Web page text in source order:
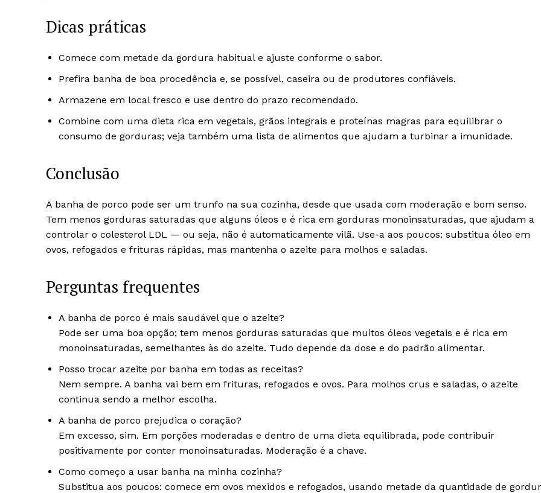
Dicas práticas
Comece com metade da gordura habitual e ajuste conforme o sabor.
Prefira banha de boa procedência e, se possível, caseira ou de produtores confiáveis.
Armazene em local fresco e use dentro do prazo recomendado.
Combine com uma dieta rica em vegetais, grãos integrais e proteínas magras para equilibrar o
consumo de gorduras; veja também uma lista de alimentos que ajudam a turbinar a imunidade.
Conclusão
A banha de porco pode ser um trunfo na sua cozinha, desde que usada com moderação e bom senso.
Tem menos gorduras saturadas que alguns óleos e é rica em gorduras monoinsaturadas, que ajudam a
controlar o colesterol LDL — ou seja, não é automaticamente vilã. Use-a aos poucos: substitua óleo em
ovos, refogados e frituras rápidas, mas mantenha o azeite para molhos e saladas.
Perguntas frequentes
A banha de porco é mais saudável que o azeite?
Pode ser uma boa opção; tem menos gorduras saturadas que muitos óleos vegetais e é rica em
monoinsaturadas, semelhantes às do azeite. Tudo depende da dose e do padrão alimentar.
Posso trocar azeite por banha em todas as receitas?
Nem sempre. A banha vai bem em frituras, refogados e ovos. Para molhos crus e saladas, o azeite
continua sendo a melhor escolha.
A banha de porco prejudica o coração?
Em excesso, sim. Em porções moderadas e dentro de uma dieta equilibrada, pode contribuir
positivamente por conter monoinsaturadas. Moderação é a chave.
Como começo a usar banha na minha cozinha?
Substitua aos poucos: comece em ovos mexidos e refogados, usando metade da quantidade de